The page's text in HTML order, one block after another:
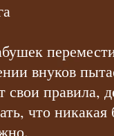
внуков
свои правила,
что